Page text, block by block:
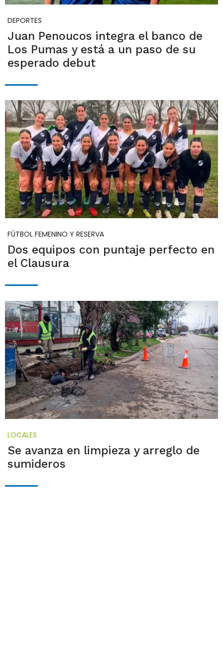
DEPORTES
Juan Penoucos integra el banco de
Los Pumas y está a un paso de su
esperado debut
FÚTBOL FEMENINO Y RESERVA
Dos equipos con puntaje perfecto en
el Clausura
LOCALES
Se avanza en limpieza y arreglo de
sumideros